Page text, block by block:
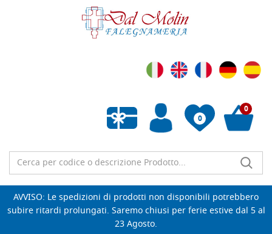
0
Wishlist vuota
0
AVVISO: Le spedizioni di prodotti non disponibili potrebbero
subire ritardi prolungati. Saremo chiusi per ferie estive dal 5 al
23 Agosto.